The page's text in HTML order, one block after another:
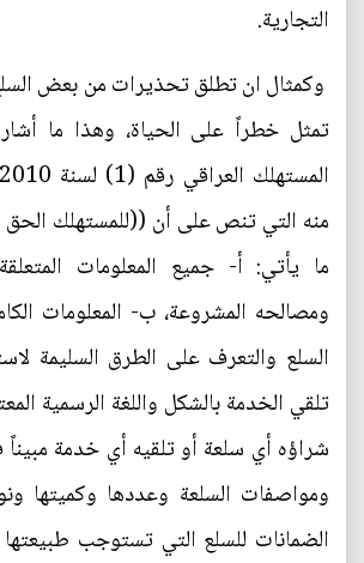
التجارية.
وكمثال ان تطلق تحذيرات من بعض
تمثل خطراً على الحياة، وهذا ما
منه التي تنص على أن ((للمستهلك
ما يأتي: أ- جميع المعلومات
ومصالحه المشروعة، ب- المعلومات
السلع والتعرف على الطرق السليمة
تلقي الخدمة بالشكل واللغة الرسمية
شراؤه أي سلعة أو تلقيه أي خدمة مبيناً
ومواصفات السلعة وعددها وكميتها
الضمانات للسلع التي تستوجب